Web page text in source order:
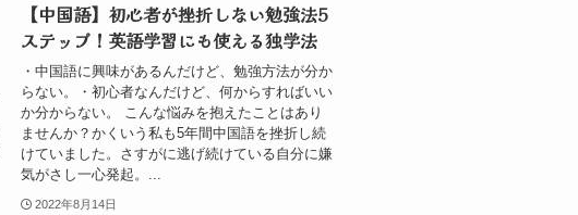
【中国語】初心者が挫折しない勉強法5
ステップ！英語学習にも使える独学法
・中国語に興味があるんだけど、勉強方法が分か
らない。・初心者なんだけど、何からすればいい
か分からない。 こんな悩みを抱えたことはあり
ませんか？かくいう私も5年間中国語を挫折し続
けていました。さすがに逃げ続けている自分に嫌
気がさし一心発起。...
2022年8月14日